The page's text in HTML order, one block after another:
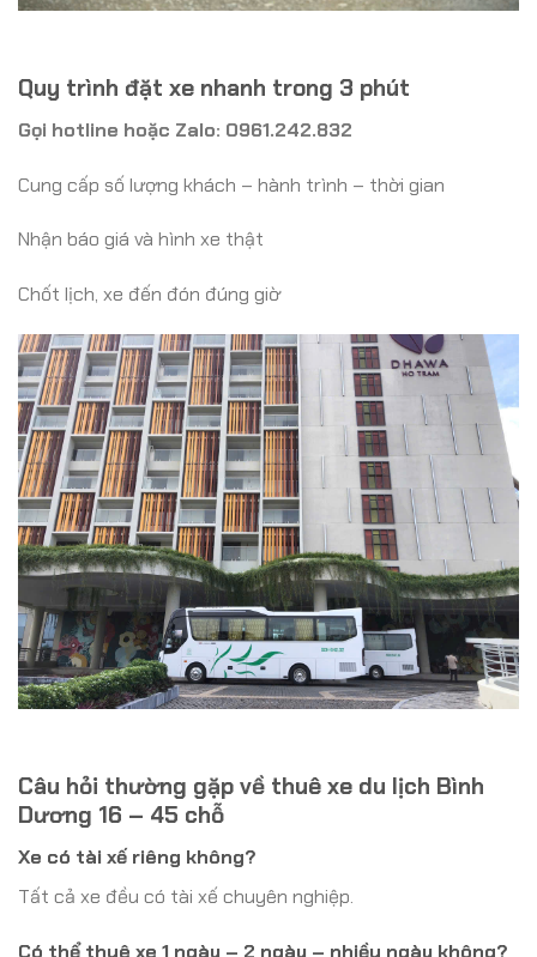
Quy trình đặt xe nhanh trong 3 phút
Gọi hotline hoặc Zalo: 0961.242.832
Cung cấp số lượng khách – hành trình – thời gian
Nhận báo giá và hình xe thật
Chốt lịch, xe đến đón đúng giờ
Câu hỏi thường gặp về thuê xe du lịch Bình
Dương 16 – 45 chỗ
Xe có tài xế riêng không?
Tất cả xe đều có tài xế chuyên nghiệp.
Có thể thuê xe 1 ngày – 2 ngày – nhiều ngày không?